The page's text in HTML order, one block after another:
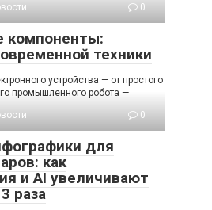
0
компоненты:
техники
устройства — от простого
промышленного робота —
0
для
как
и AI увеличивают
раза